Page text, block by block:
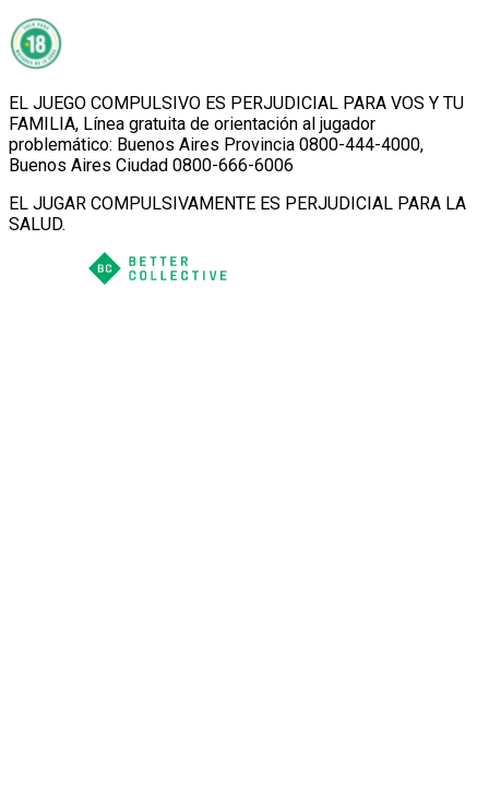
EL JUEGO COMPULSIVO ES PERJUDICIAL PARA VOS Y TU
FAMILIA, Línea gratuita de orientación al jugador
problemático: Buenos Aires Provincia 0800-444-4000,
Buenos Aires Ciudad 0800-666-6006
EL JUGAR COMPULSIVAMENTE ES PERJUDICIAL PARA LA
SALUD.